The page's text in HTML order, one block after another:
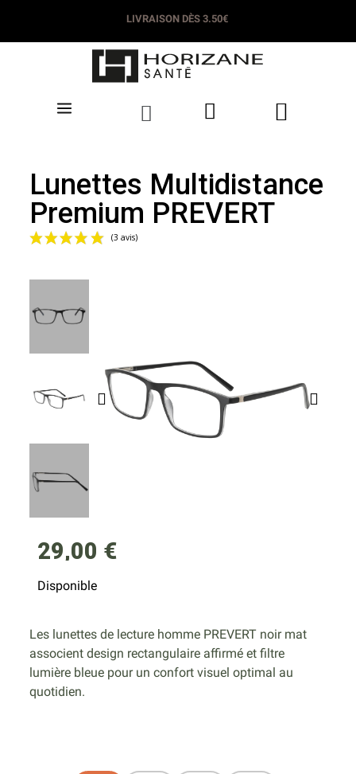
LIVRAISON DÈS 3.50€
Lunettes Multidistance
Premium PREVERT
29,00 €
Disponible
Les lunettes de lecture homme PREVERT noir mat
associent design rectangulaire affirmé et filtre
lumière bleue pour un confort visuel optimal au
quotidien.